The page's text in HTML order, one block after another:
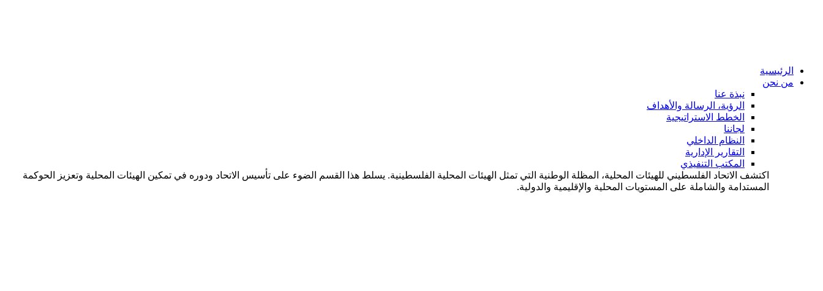
الرئيسية
من نحن
نبذة عنا
الرؤية، الرسالة والأهداف
الخطط الاستراتيجية
لجاننا
النظام الداخلي
التقارير الإدارية
المكتب التنفيذي
اكتشف الاتحاد الفلسطيني للهيئات المحلية، المظلة الوطنية التي تمثل الهيئات المحلية الفلسطينية. يسلط هذا القسم الضوء على تأسيس الاتحاد ودوره في تمكين الهيئات المحلية وتعزيز الحوكمة
المستدامة والشاملة على المستويات المحلية والإقليمية والدولية.